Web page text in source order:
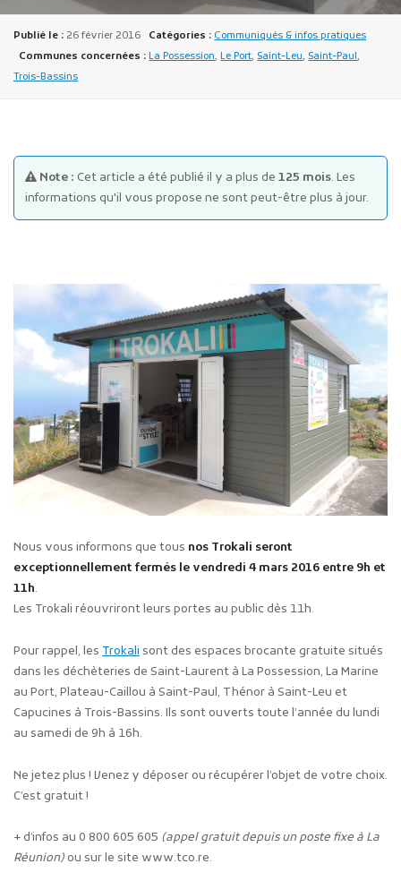
Publicité des actes
Marchés publics
Projets financés par l'Europe
Plans d'accès
Publié le : 26 février 2016 Catégories : Communiqués & infos pratiques
Communes concernées : La Possession,Le Port, Saint-Leu, Saint-Paul,
Trois-Bassins
Note : Cet article a été publié il y a plus de 125 mois. Les
informations qu'il vous propose ne sont peut-être plus à jour.
Nous vous informons que tous nos Trokali seront
exceptionnellement fermés le vendredi 4 mars 2016 entre 9h et
11h.
Les Trokali réouvriront leurs portes au public dès 11h.
Pour rappel, les Trokali sont des espaces brocante gratuite situés
dans les déchèteries de Saint-Laurent à La Possession, La Marine
au Port, Plateau-Caillou à Saint-Paul, Thénor à Saint-Leu et
Capucines à Trois-Bassins. Ils sont ouverts toute l’année du lundi
au samedi de 9h à 16h.
Ne jetez plus ! Venez y déposer ou récupérer l’objet de votre choix.
C’est gratuit !
+ d’infos au 0 800 605 605 (appel gratuit depuis un poste fixe à La
Réunion)ou sur le site www.tco.re.